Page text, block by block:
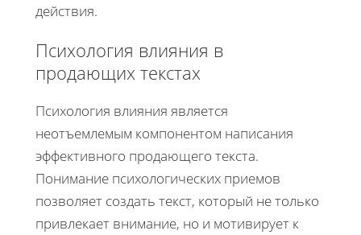
действия.
Психология влияния в
продающих текстах
Психология влияния является
неотъемлемым компонентом написания
эффективного продающего текста.
Понимание психологических приемов
позволяет создать текст, который не только
привлекает внимание, но и мотивирует к